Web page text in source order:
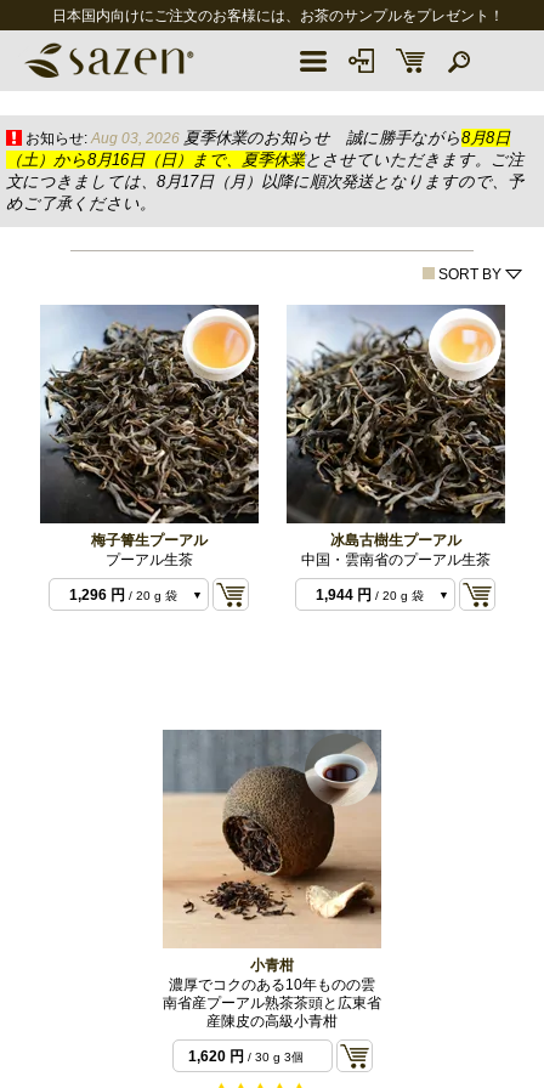
日本国内向けにご注文のお客様には、お茶のサンプルをプレゼント！
お知らせ: Aug 03, 2026 夏季休業のお知らせ 誠に勝手ながら8月8日
（土）から8月16日（日）まで、夏季休業とさせていただきます。ご注
文につきましては、8月17日（月）以降に順次発送となりますので、予
めご了承ください。
SORT BY
梅子箐生プーアル
プーアル生茶
1,296 円 / 20 g 袋
冰島古樹生プーアル
中国・雲南省のプーアル生茶
1,944 円 / 20 g 袋
小青柑
濃厚でコクのある10年ものの雲
南省産プーアル熟茶茶頭と広東省
産陳皮の高級小青柑
1,620 円 / 30 g 3個